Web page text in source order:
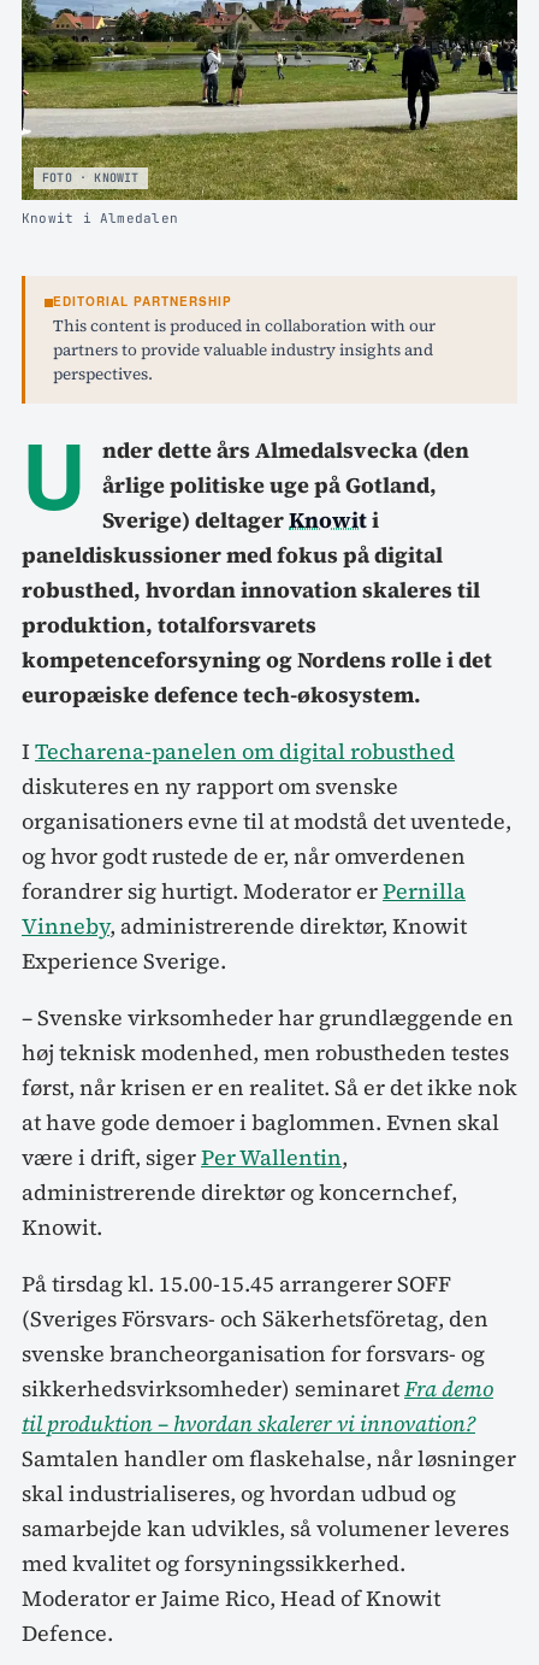
FOTO · KNOWIT
Knowit i Almedalen
EDITORIAL PARTNERSHIP
This content is produced in collaboration with our
partners to provide valuable industry insights and
perspectives.
U
nder dette års Almedalsvecka (den
årlige politiske uge på Gotland,
Sverige) deltagerKnowiti
paneldiskussioner med fokus på digital
robusthed, hvordan innovation skaleres til
produktion, totalforsvarets
kompetenceforsyning og Nordens rolle i det
europæiske defence tech-økosystem.
I Techarena-panelen om digital robusthed
diskuteres en ny rapport om svenske
organisationers evne til at modstå det uventede,
og hvor godt rustede de er, når omverdenen
forandrer sig hurtigt. Moderator erPernilla
Vinneby, administrerende direktør, Knowit
Experience Sverige.
– Svenske virksomheder har grundlæggende en
høj teknisk modenhed, men robustheden testes
først, når krisen er en realitet. Så er det ikke nok
at have gode demoer i baglommen. Evnen skal
være i drift, sigerPer Wallentin,
administrerende direktør og koncernchef,
Knowit.
På tirsdag kl. 15.00-15.45 arrangerer SOFF
(Sveriges Försvars- och Säkerhetsföretag, den
svenske brancheorganisation for forsvars- og
sikkerhedsvirksomheder) seminaretFra demo
til produktion – hvordan skalerer vi innovation?
Samtalen handler om flaskehalse, når løsninger
skal industrialiseres, og hvordan udbud og
samarbejde kan udvikles, så volumener leveres
med kvalitet og forsyningssikkerhed.
Moderator er Jaime Rico, Head of Knowit
Defence.